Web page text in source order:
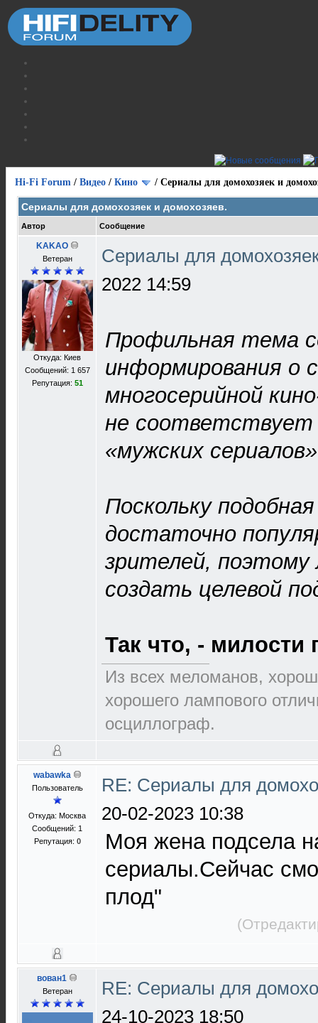
Hi-Fi Forum / Видео / Кино / Сериалы для домохозяек и
Сериалы для домохозяек и домохозяев.
Автор Сообщение
KAKAO
Ветеран
Откуда: Киев
Сообщений: 1 657
Репутация: 51
Сериалы для
2022 14:59
Профильная тема
информирования
многосерийной
не соответствует
«мужских
Поскольку
достаточно
зрителей, поэтому
создать целевой
Так что, - милости
Из всех меломанов,
хорошего лампового
осциллограф.
wabawka
Пользователь
Откуда: Москва
Сообщений: 1
Репутация: 0
RE: Сериалы для
20-02-2023 10:38
Моя жена подсела
сериалы.Сейчас
плод"
вован1
Ветеран
RE: Сериалы для
24-10-2023 18:50